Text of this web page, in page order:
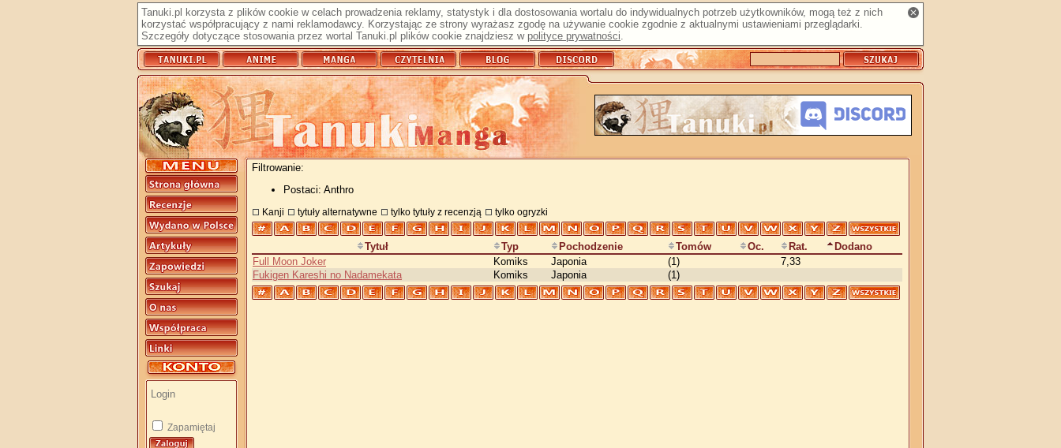
Tanuki.pl korzysta z plików cookie w celach prowadzenia reklamy, statystyk i dla dostosowania wortalu do indywidualnych potrzeb użytkowników, mogą też z nich
korzystać współpracujący z nami reklamodawcy. Korzystając ze strony wyrażasz zgodę na używanie cookie zgodnie z aktualnymi ustawieniami przeglądarki.
Szczegóły dotyczące stosowania przez wortal Tanuki.pl plików cookie znajdziesz w polityce prywatności.
Zapamiętaj
Filtrowanie:
Postaci: Anthro
Kanji tytuły alternatywne tylko tytuły z recenzją tylko ogryzki
Tytuł Typ Pochodzenie Tomów Oc. Rat.
Dodano
Full Moon Joker
Komiks Japonia (1)
7,33
Fukigen Kareshi no Nadamekata
Komiks Japonia (1)